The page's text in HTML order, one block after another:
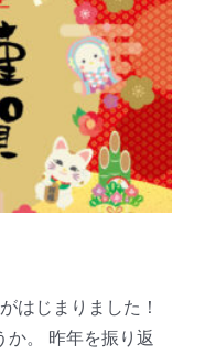
はじまりました！
か。 昨年を振り返